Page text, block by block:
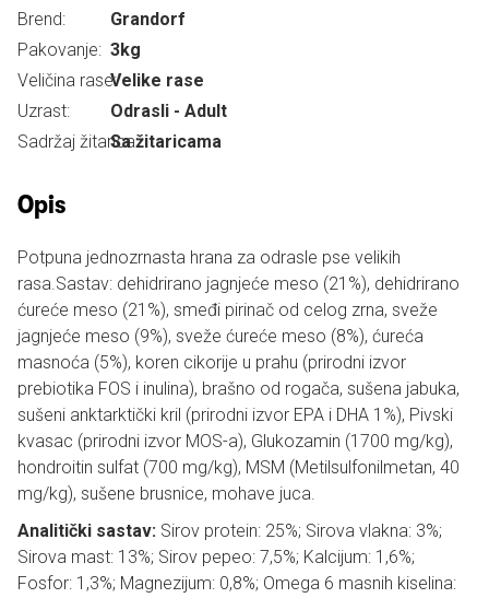
Brend:
Grandorf
Pakovanje: 3kg
Veličina rase:Velike rase
Uzrast:
Odrasli - Adult
Sadržaj žitarica:Sa žitaricama
Opis
Potpuna jednozrnasta hrana za odrasle pse velikih
rasa.Sastav: dehidrirano jagnjeće meso (21%), dehidrirano
ćureće meso (21%), smeđi pirinač od celog zrna, sveže
jagnjeće meso (9%), sveže ćureće meso (8%), ćureća
masnoća (5%), koren cikorije u prahu (prirodni izvor
prebiotika FOS i inulina), brašno od rogača, sušena jabuka,
sušeni anktarktički kril (prirodni izvor EPA i DHA 1%), Pivski
kvasac (prirodni izvor MOS-a), Glukozamin (1700 mg/kg),
hondroitin sulfat (700 mg/kg), MSM (Metilsulfonilmetan, 40
mg/kg), sušene brusnice, mohave juca.
Analitički sastav: Sirov protein: 25%; Sirova vlakna: 3%;
Sirova mast: 13%; Sirov pepeo: 7,5%; Kalcijum: 1,6%;
Fosfor: 1,3%; Magnezijum: 0,8%; Omega 6 masnih kiselina: